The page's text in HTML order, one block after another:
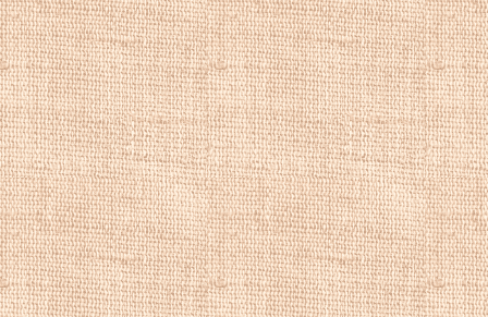
Купить
репродукции
художника,
пейзаж,